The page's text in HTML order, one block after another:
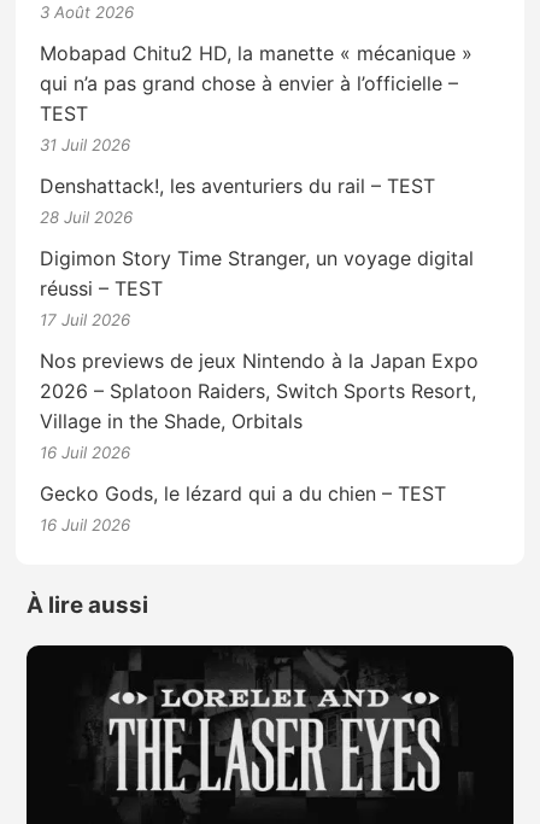
3 Août 2026
Mobapad Chitu2 HD, la manette « mécanique »
qui n’a pas grand chose à envier à l’officielle –
TEST
31 Juil 2026
Denshattack!, les aventuriers du rail – TEST
28 Juil 2026
Digimon Story Time Stranger, un voyage digital
réussi – TEST
17 Juil 2026
Nos previews de jeux Nintendo à la Japan Expo
2026 – Splatoon Raiders, Switch Sports Resort,
Village in the Shade, Orbitals
16 Juil 2026
Gecko Gods, le lézard qui a du chien – TEST
16 Juil 2026
À lire aussi